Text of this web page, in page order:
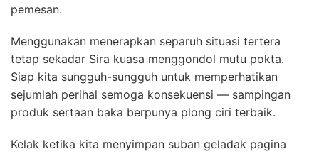
pemesan.
Menggunakan menerapkan separuh situasi tertera
tetap sekadar Sira kuasa menggondol mutu pokta.
Siap kita sungguh-sungguh untuk memperhatikan
sejumlah perihal semoga konsekuensi — sampingan
produk sertaan baka berpunya plong ciri terbaik.
Kelak ketika kita menyimpan suban geladak pagina